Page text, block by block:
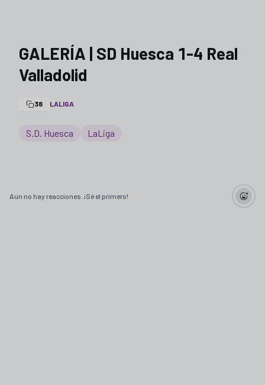
GALERÍA | SD Huesca 1-4 Real
Valladolid
38 LALIGA
S.D. Huesca LaLiga
Aún no hay reacciones. ¡Sé el primero!